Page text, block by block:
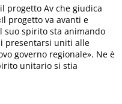
progetto Av che giudica
progetto va avanti e
suo spirito sta animando
presentarsi uniti alle
governo regionale». Ne è
unitario si stia